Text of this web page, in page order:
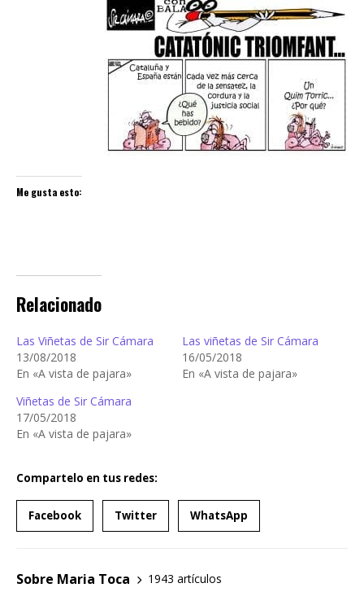
Me gusta esto:
Relacionado
Las Viñetas de Sir Cámara
13/08/2018
En «A vista de pajara»
Las viñetas de Sir Cámara
16/05/2018
En «A vista de pajara»
Viñetas de Sir Cámara
17/05/2018
En «A vista de pajara»
Compartelo en tus redes:
Facebook Twitter WhatsApp
Sobre Maria Toca
1943 artículos